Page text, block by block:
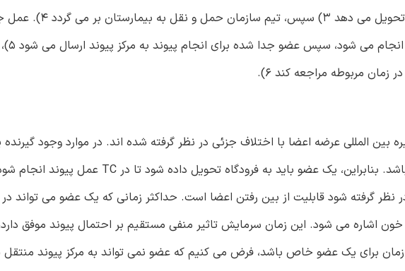
اهدا کننده را همراه با نمونه خون به مرکز پیوند تحویل می دهد 3) سپس،
حذف یک عضو از
زمان مربوطه مراجعه کند 6).
المللی عرضه اعضا با اختلاف جزئی در نظر گرفته شده اند. در موارد وجود گیرنده
گرفته شود قابلیت از بین رفتن اعضا است. حداکثر زمانی که یک عضو می تواند در
اشاره می شود. این زمان سرمایش تاثیر منفی مستقیم بر احتمال پیوند موفق
زمان برای یک عضو خاص باشد، فرض می کنیم که عضو نمی تواند به مرکز پیوند منتقل